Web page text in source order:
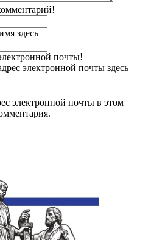
здесь
почты!
электронной почты здесь
электронной почты в этом